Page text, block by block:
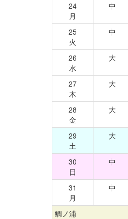
24
月
中
25
火
中
26
水
大
27
木
大
28
金
大
29
土
大
30
日
中
31
月
中
鯛ノ浦